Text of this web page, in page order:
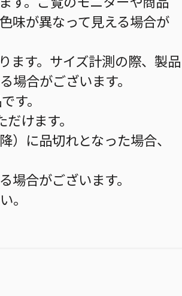
味が異なって見える場合が
ます。サイズ計測の際、製品
場合がございます。
す。
けます。
に品切れとなった場合、
合がございます。
。